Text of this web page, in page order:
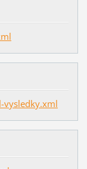
vysledky.xml